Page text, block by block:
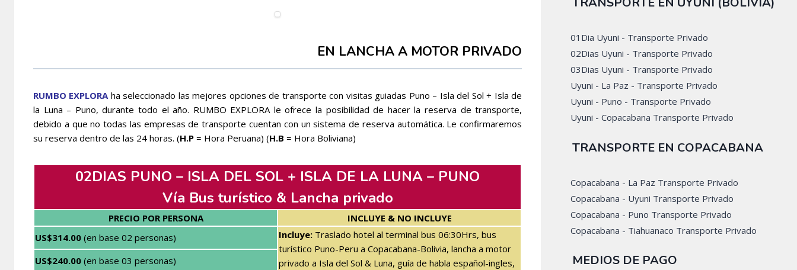
EN LANCHA A MOTOR PRIVADO
RUMBO EXPLORA ha seleccionado las mejores opciones de transporte con visitas guiadas Puno – Isla del Sol + Isla de
la Luna – Puno, durante todo el año. RUMBO EXPLORA le ofrece la posibilidad de hacer la reserva de transporte,
debido a que no todas las empresas de transporte cuentan con un sistema de reserva automática. Le confirmaremos
su reserva dentro de las 24 horas. (H.P = Hora Peruana) (H.B = Hora Boliviana)
02DIAS PUNO – ISLA DEL SOL + ISLA DE LA LUNA – PUNO
Vía Bus turístico & Lancha privado
PRECIO POR PERSONA
INCLUYE & NO INCLUYE
US$314.00 (en base 02 personas) Incluye: Traslado hotel al terminal bus 06:30Hrs, bus
turístico Puno-Peru a Copacabana-Bolivia, lancha a motor
privado a Isla del Sol & Luna, guía de habla español-ingles,
US$240.00 (en base 03 personas)
01Dia Uyuni - Transporte Privado
02Dias Uyuni - Transporte Privado
03Dias Uyuni - Transporte Privado
Uyuni - La Paz - Transporte Privado
Uyuni - Puno - Transporte Privado
Uyuni - Copacabana Transporte Privado
TRANSPORTE EN COPACABANA
Copacabana - La Paz Transporte Privado
Copacabana - Uyuni Transporte Privado
Copacabana - Puno Transporte Privado
Copacabana - Tiahuanaco Transporte Privado
MEDIOS DE PAGO